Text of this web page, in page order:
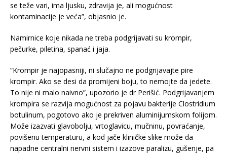
se teže vari, ima ljusku, zdravija je, ali mogućnost
kontaminacije je veća”, objasnio je.
Namirnice koje nikada ne treba podgrijavati su krompir,
pečurke, piletina, spanać i jaja.
“Krompir je najopasniji, ni slučajno ne podgrijavajte pire
krompir. Ako se desi da promijeni boju, to nemojte da jedete.
To nije ni malo naivno”, upozorio je dr Perišić. Podgrijavanjem
krompira se razvija mogućnost za pojavu bakterije Clostridium
botulinum, pogotovo ako je prekriven aluminijumskom folijom.
Može izazvati glavobolju, vrtoglavicu, mučninu, povraćanje,
povišenu temperaturu, a kod jače kliničke slike može da
napadne centralni nervni sistem i izazove paralizu, gušenje, pa